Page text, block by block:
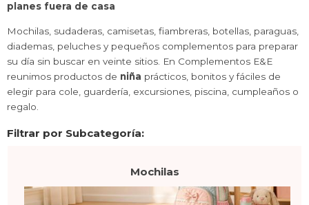
planes fuera de casa
Mochilas, sudaderas, camisetas, fiambreras, botellas, paraguas,
diademas, peluches y pequeños complementos para preparar
su día sin buscar en veinte sitios. En Complementos E&E
reunimos productos de niña prácticos, bonitos y fáciles de
elegir para cole, guardería, excursiones, piscina, cumpleaños o
regalo.
Filtrar por Subcategoría:
Mochilas